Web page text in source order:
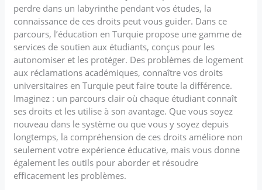
perdre dans un labyrinthe pendant vos études, la
connaissance de ces droits peut vous guider. Dans ce
parcours, l’éducation en Turquie propose une gamme de
services de soutien aux étudiants, conçus pour les
autonomiser et les protéger. Des problèmes de logement
aux réclamations académiques, connaître vos droits
universitaires en Turquie peut faire toute la différence.
Imaginez : un parcours clair où chaque étudiant connaît
ses droits et les utilise à son avantage. Que vous soyez
nouveau dans le système ou que vous y soyez depuis
longtemps, la compréhension de ces droits améliore non
seulement votre expérience éducative, mais vous donne
également les outils pour aborder et résoudre
efficacement les problèmes.